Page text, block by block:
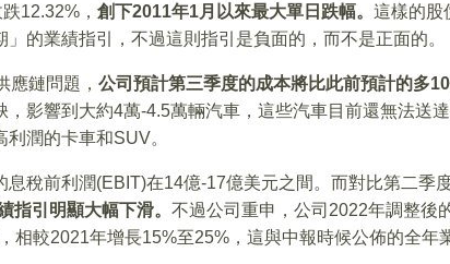
12.32%， 創下2011年1月以來最大單日跌幅。 這樣的股
的業績指引，不過這則指引是負面的，而不是正面的。
應鏈問題， 公司預計第三季度的成本將比此前預計的多10
影響到大約4萬-4.5萬輛汽車，這些汽車目前還無法送
潤的卡車和SUV。
稅前利潤(EBIT)在14億-17億美元之間。而對比第二季
指引明顯大幅下滑。 不過公司重申，公司2022年調整後
相較2021年增長15%至25%，這與中報時候公佈的全年